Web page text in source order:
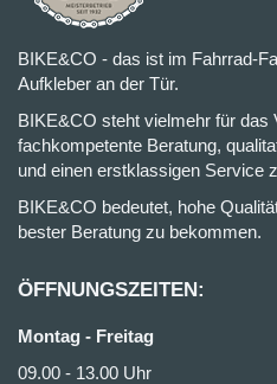
BIKE&CO - das ist im Fahrrad-
Aufkleber an der Tür.
BIKE&CO steht vielmehr für das
fachkompetente Beratung,
und einen erstklassigen Service
BIKE&CO bedeutet, hohe
bester Beratung zu bekommen.
ÖFFNUNGSZEITEN:
Montag - Freitag
09.00 - 13.00 Uhr